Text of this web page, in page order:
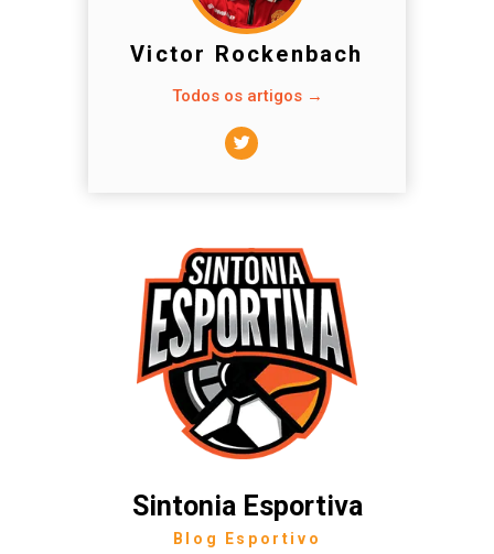
Victor Rockenbach
Todos os artigos →
Sintonia Esportiva
Blog Esportivo